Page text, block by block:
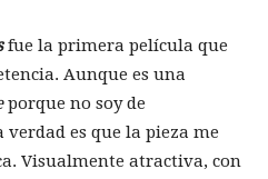
fue la primera película que
Aunque es una
porque no soy de
es que la pieza me
Visualmente atractiva, con